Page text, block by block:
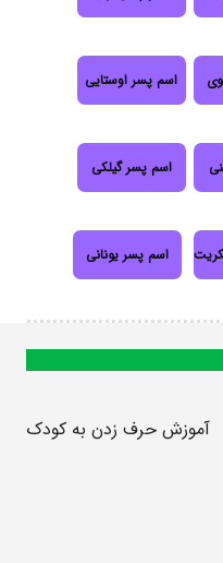
اسم پسر اوستایی
اسم پسر گیلکی
اسم پسر یونانی
آموزش حرف زدن به کودک